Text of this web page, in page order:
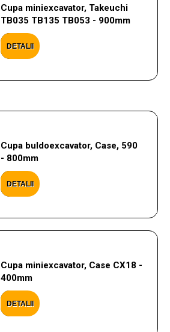
Cupa miniexcavator, Takeuchi
TB035 TB135 TB053 - 900mm
DETALII
Cupa buldoexcavator, Case, 590
- 800mm
DETALII
Cupa miniexcavator, Case CX18 -
400mm
DETALII